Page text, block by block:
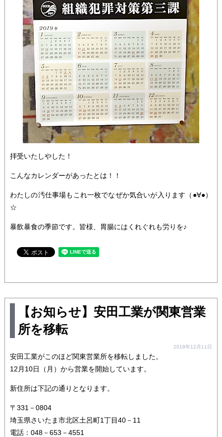
拝受いたしやした！
こんなカレンダーがあったとは！！
わたしの汚仕事場もこれ一枚でなぜか気合いが入ります（●∀●）
☆
暴飲暴食の季節です。皆様、胃腸にはくれぐれも労りを♪
【お知らせ】安田工業が関東営業
所を移転
2018年12月11日
安田工業がこのほど関東営業所を移転しました。
12月10日（月）から営業を開始しています。
新住所は下記の通りとなります。
〒331－0804
埼玉県さいたま市北区土呂町1丁目40－11
電話：048－653－4551